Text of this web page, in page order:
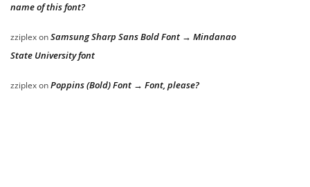
name of this font?
zziplexonSamsung Sharp Sans Bold Font → Mindanao
State University font
zziplexonPoppins (Bold) Font → Font, please?